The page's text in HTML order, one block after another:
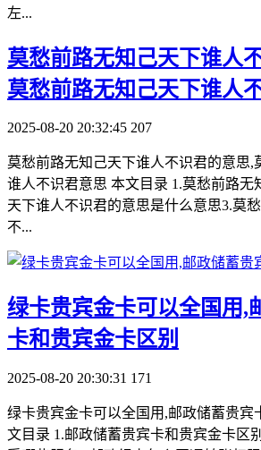
左...
莫愁前路无知己天下谁人
莫愁前路无知己天下谁人
2025-08-20 20:32:45 207
莫愁前路无知己天下谁人不识君的意思,
谁人不识君意思 本文目录 1.莫愁前路无
天下谁人不识君的意思是什么意思3.莫
不...
绿卡贵宾金卡可以全国用,
卡和贵宾金卡区别
2025-08-20 20:30:31 171
绿卡贵宾金卡可以全国用,邮政储蓄贵宾
文目录 1.邮政储蓄贵宾卡和贵宾金卡区